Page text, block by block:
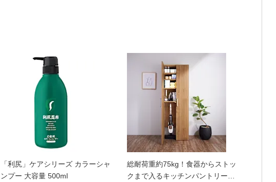
「利尻」ケアシリーズ カラーシャ
ンプー 大容量 500ml
総耐荷重約75kg！食器からストッ
クまで入るキッチンパントリー収